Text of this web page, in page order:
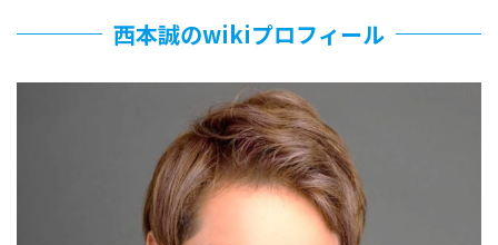
西本誠のwikiプロフィール